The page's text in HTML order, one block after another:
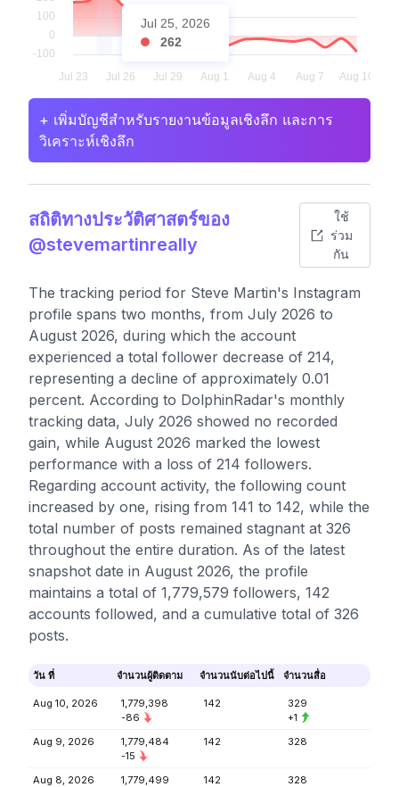
Jul 25, 2026
262
+ เพิ่มบัญชีสำหรับรายงานข้อมูลเชิงลึก และการ
วิเคราะห์เชิงลึก
สถิติทางประวัติศาสตร์ของ
@stevemartinreally
ใช้
ร่วม
กัน
The tracking period for Steve Martin's Instagram
profile spans two months, from July 2026 to
August 2026, during which the account
experienced a total follower decrease of 214,
representing a decline of approximately 0.01
percent. According to DolphinRadar's monthly
tracking data, July 2026 showed no recorded
gain, while August 2026 marked the lowest
performance with a loss of 214 followers.
Regarding account activity, the following count
increased by one, rising from 141 to 142, while the
total number of posts remained stagnant at 326
throughout the entire duration. As of the latest
snapshot date in August 2026, the profile
maintains a total of 1,779,579 followers, 142
accounts followed, and a cumulative total of 326
posts.
วัน ที่ จำนวนผู้ติดตาม จำนวนนับต่อไปนี้ จำนวนสื่อ
Aug 10, 2026
1,779,398
-86
142
329
+1
Aug 9, 2026
1,779,484
-15
142 328
Aug 8, 2026
1,779,499
142
328